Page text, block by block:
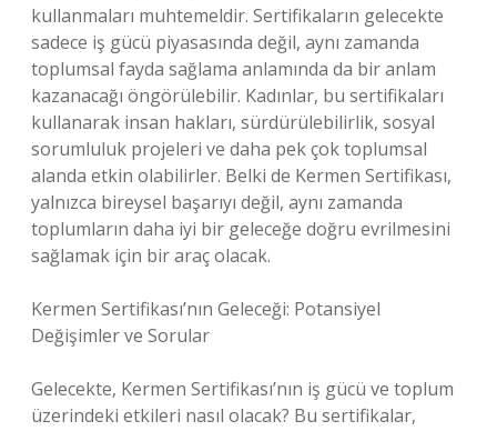
kullanmaları muhtemeldir. Sertifikaların gelecekte
sadece iş gücü piyasasında değil, aynı zamanda
toplumsal fayda sağlama anlamında da bir anlam
kazanacağı öngörülebilir. Kadınlar, bu sertifikaları
kullanarak insan hakları, sürdürülebilirlik, sosyal
sorumluluk projeleri ve daha pek çok toplumsal
alanda etkin olabilirler. Belki de Kermen Sertifikası,
yalnızca bireysel başarıyı değil, aynı zamanda
toplumların daha iyi bir geleceğe doğru evrilmesini
sağlamak için bir araç olacak.
Kermen Sertifikası’nın Geleceği: Potansiyel
Değişimler ve Sorular
Gelecekte, Kermen Sertifikası’nın iş gücü ve toplum
üzerindeki etkileri nasıl olacak? Bu sertifikalar,